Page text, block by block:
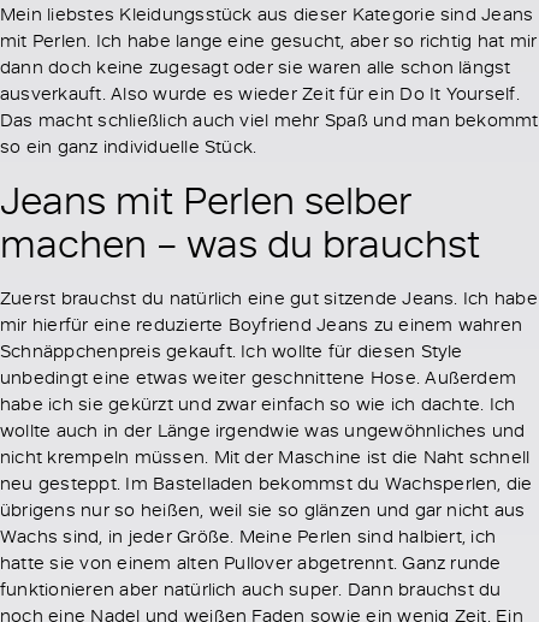
Mein liebstes Kleidungsstück aus dieser Kategorie sind Jeans
mit Perlen. Ich habe lange eine gesucht, aber so richtig hat mir
dann doch keine zugesagt oder sie waren alle schon längst
ausverkauft. Also wurde es wieder Zeit für ein Do It Yourself.
Das macht schließlich auch viel mehr Spaß und man bekommt
so ein ganz individuelle Stück.
Jeans mit Perlen selber
machen – was du brauchst
Zuerst brauchst du natürlich eine gut sitzende Jeans. Ich habe
mir hierfür eine reduzierte Boyfriend Jeans zu einem wahren
Schnäppchenpreis gekauft. Ich wollte für diesen Style
unbedingt eine etwas weiter geschnittene Hose. Außerdem
habe ich sie gekürzt und zwar einfach so wie ich dachte. Ich
wollte auch in der Länge irgendwie was ungewöhnliches und
nicht krempeln müssen. Mit der Maschine ist die Naht schnell
neu gesteppt. Im Bastelladen bekommst du Wachsperlen, die
übrigens nur so heißen, weil sie so glänzen und gar nicht aus
Wachs sind, in jeder Größe. Meine Perlen sind halbiert, ich
hatte sie von einem alten Pullover abgetrennt. Ganz runde
funktionieren aber natürlich auch super. Dann brauchst du
noch eine Nadel und weißen Faden sowie ein wenig Zeit. Ein